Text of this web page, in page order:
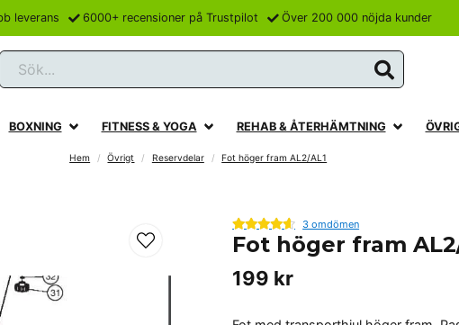
leverans 6000+ recensioner på Trustpilot Över 200 000 nöjda kunder
Sök...
BOXNING FITNESS & YOGA REHAB & ÅTERHÄMTNING
Hem Övrigt Reservdelar Fot höger fram AL2/AL1
3 omdömen
Fot höger fram
199 kr